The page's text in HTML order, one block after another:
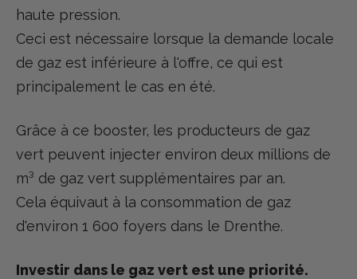
haute pression.
Ceci est nécessaire lorsque la demande locale
de gaz est inférieure à l'offre, ce qui est
principalement le cas en été.
Grâce à ce booster, les producteurs de gaz
vert peuvent injecter environ deux millions de
m³ de gaz vert supplémentaires par an.
Cela équivaut à la consommation de gaz
d'environ 1 600 foyers dans le Drenthe.
Investir dans le gaz vert est une priorité.